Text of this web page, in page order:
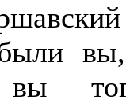
вы,
вы